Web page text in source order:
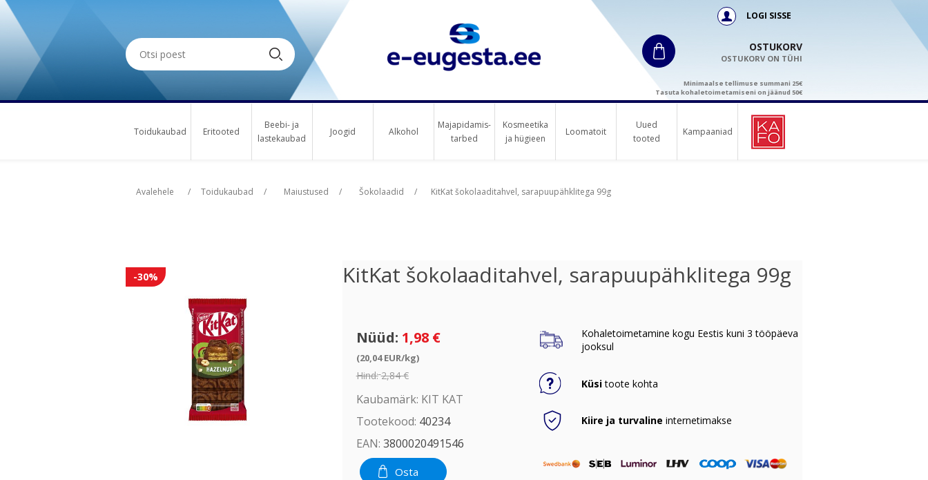
LOGI SISSE
OSTUKORV
OSTUKORV ON TÜHI
Minimaalse tellimuse summani 25€
Tasuta kohaletoimetamiseni on jäänud 50€
Toidukaubad Eritooted
Beebi- ja
lastekaubad
Joogid Alkohol
Majapidamis-
tarbed
Kosmeetika
ja hügieen
Loomatoit
Uued
tooted
Kampaaniad
Avalehele / Toidukaubad / Maiustused / Šokolaadid / KitKat šokolaaditahvel, sarapuupähklitega 99g
-30% KitKat šokolaaditahvel, sarapuupähklitega 99g
Nüüd: 1,98 €
(20,04 EUR/kg)
Hind: 2,84 €
Kaubamärk: KIT KAT
Tootekood: 40234
EAN: 3800020491546
Osta
Kohaletoimetamine kogu Eestis kuni 3 tööpäeva
jooksul
Küsitoote kohta
Kiire ja turvaline internetimakse